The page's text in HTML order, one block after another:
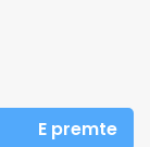
E premte